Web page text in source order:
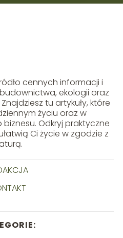
cennych informacji i
ekologii oraz
tu artykuły, które
życiu oraz w
Odkryj praktyczne
Ci życie w zgodzie z